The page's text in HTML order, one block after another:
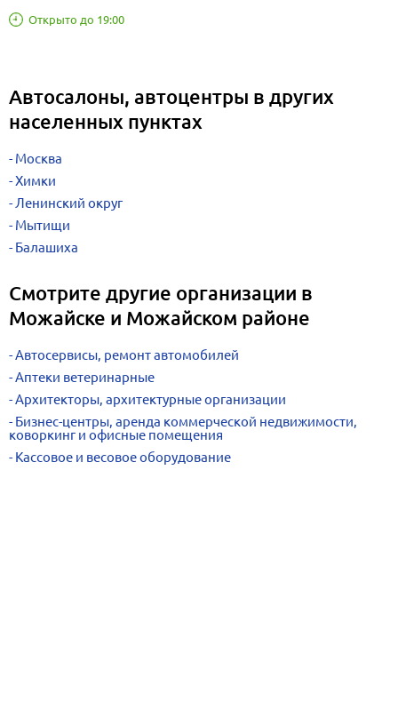
Открыто до 19:00
Автосалоны, автоцентры в других
населенных пунктах
Москва
Химки
Ленинский округ
Мытищи
Балашиха
Смотрите другие организации в
Можайске и Можайском районе
Автосервисы, ремонт автомобилей
Аптеки ветеринарные
Архитекторы, архитектурные организации
Бизнес-центры, аренда коммерческой недвижимости,
коворкинг и офисные помещения
Кассовое и весовое оборудование